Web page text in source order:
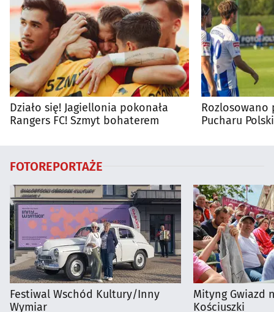
Działo się! Jagiellonia pokonała
Rangers FC! Szmyt bohaterem
Rozlosowano
Pucharu Polski
FOTOREPORTAŻE
Festiwal Wschód Kultury/Inny
Wymiar
Mityng Gwiazd
Kościuszki